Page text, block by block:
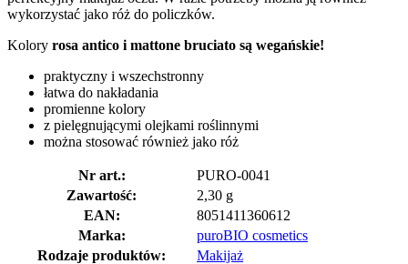
wykorzystać jako róż do policzków.
Kolory rosa antico i mattone bruciato są wegańskie!
praktyczny i wszechstronny
łatwa do nakładania
promienne kolory
z pielęgnującymi olejkami roślinnymi
można stosować również jako róż
Nr art.:
PURO-0041
Zawartość:
2,30 g
EAN:
8051411360612
Marka:
puroBIO cosmetics
Rodzaje produktów:
Makijaż